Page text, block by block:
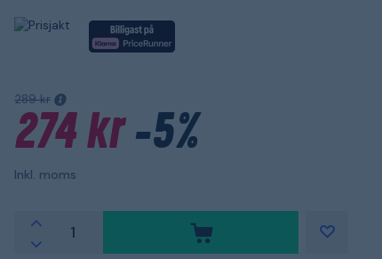
289 kr
274 kr-5%
Inkl. moms